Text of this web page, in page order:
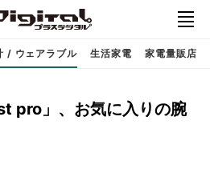
/ ウェアラブル 生活家電 家電量販店
pro」、お気に入りの腕